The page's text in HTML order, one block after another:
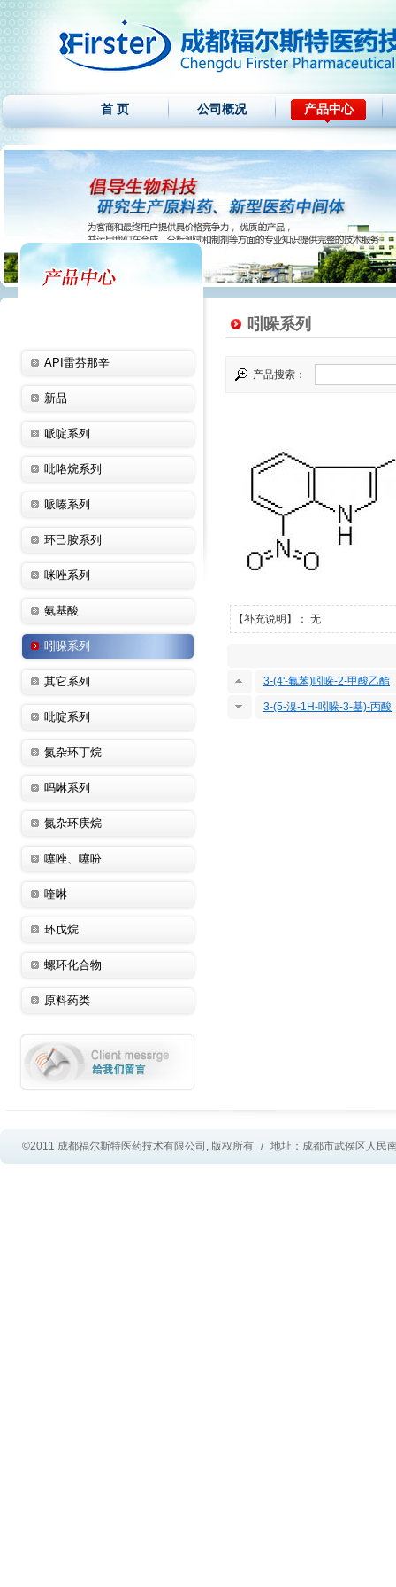
首 页 公司概况 产品中心
API雷芬那辛
新品
哌啶系列
吡咯烷系列
哌嗪系列
环己胺系列
咪唑系列
氨基酸
吲哚系列
其它系列
吡啶系列
氮杂环丁烷
吗啉系列
氮杂环庚烷
噻唑、噻吩
喹啉
环戊烷
螺环化合物
原料药类
吲哚系列
产品搜索：
【补充说明】： 无
3-(4'-氟苯)吲哚-2-甲酸乙酯
3-(5-溴-1H-吲哚-3-基)-丙酸
©2011 成都福尔斯特医药技术有限公司, 版权所有 / 地址：成都市武侯区人民